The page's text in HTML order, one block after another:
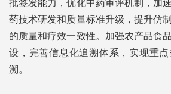
批签发能力，优化中药审评机制，加
药技术研发和质量标准升级，提升仿
的质量和疗效一致性。加强农产品食
设，完善信息化追溯体系，实现重
溯。